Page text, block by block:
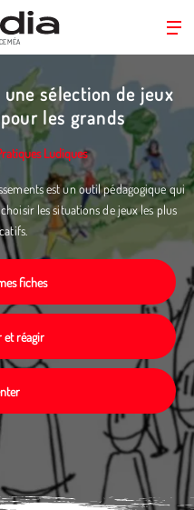
sélection de jeux
les grands
Ludiques
est un outil pédagogique qui
les situations de jeux les plus
fiches
et réagir